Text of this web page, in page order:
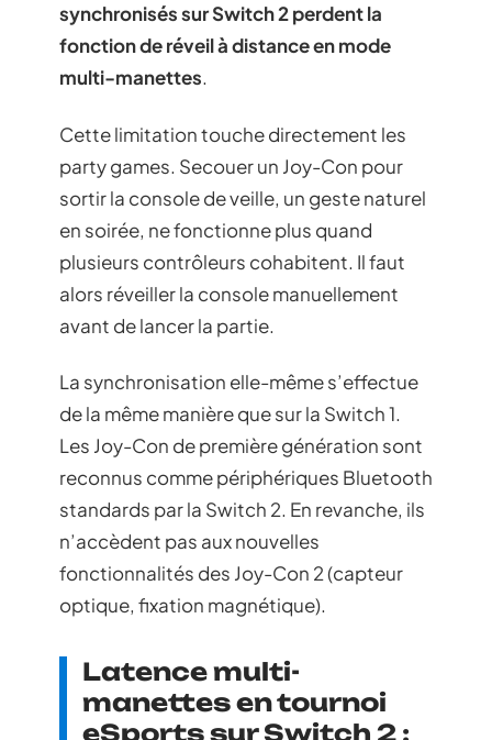
synchronisés sur Switch 2 perdent la
fonction de réveil à distance en mode
multi-manettes.
Cette limitation touche directement les
party games. Secouer un Joy-Con pour
sortir la console de veille, un geste naturel
en soirée, ne fonctionne plus quand
plusieurs contrôleurs cohabitent. Il faut
alors réveiller la console manuellement
avant de lancer la partie.
La synchronisation elle-même s’effectue
de la même manière que sur la Switch 1.
Les Joy-Con de première génération sont
reconnus comme périphériques Bluetooth
standards par la Switch 2. En revanche, ils
n’accèdent pas aux nouvelles
fonctionnalités des Joy-Con 2 (capteur
optique, fixation magnétique).
Latence multi-
manettes en tournoi
eSports sur Switch 2 :